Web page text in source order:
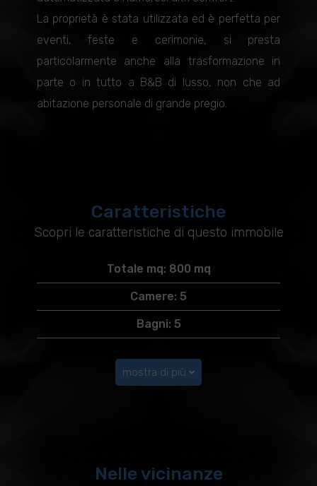
La proprietà è stata utilizzata ed è perfetta per
eventi, feste e cerimonie, si presta
particolarmente anche alla trasformazione in
parte o in tutto a B&B di lusso, non che ad
abitazione personale di grande pregio.
Caratteristiche
Scopri le caratteristiche di questo immobile
Totale mq: 800 mq
Camere: 5
Bagni: 5
mostra di più
Nelle vicinanze